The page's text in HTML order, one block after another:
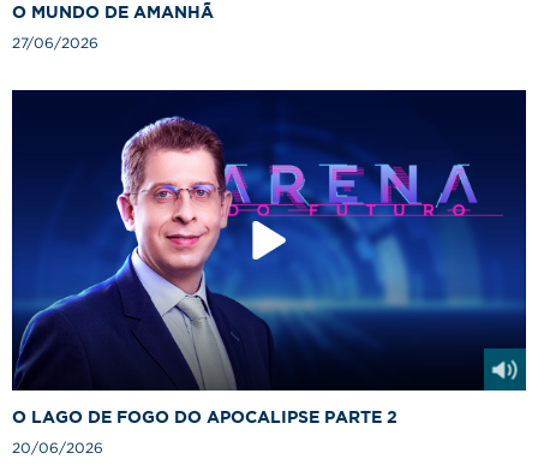
O MUNDO DE AMANHÃ
27/06/2026
O LAGO DE FOGO DO APOCALIPSE PARTE 2
20/06/2026